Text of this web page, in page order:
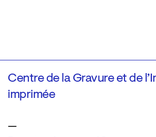
Centre de la Gravure et de
imprimée
—